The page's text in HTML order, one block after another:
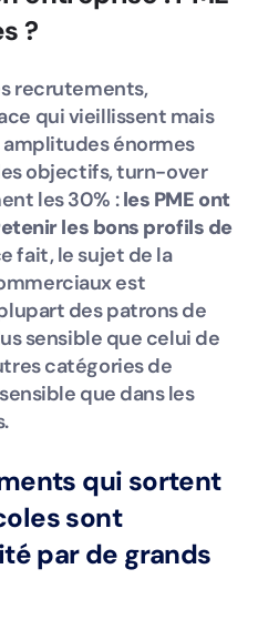
?
recrutements,
qui vieillissent mais
amplitudes énormes
objectifs, turn-over
les 30% :les PME ont
les bons profils de
fait, le sujet de la
est
des patrons de
sensible que celui de
catégories de
que dans les
qui sortent
sont
par de grands